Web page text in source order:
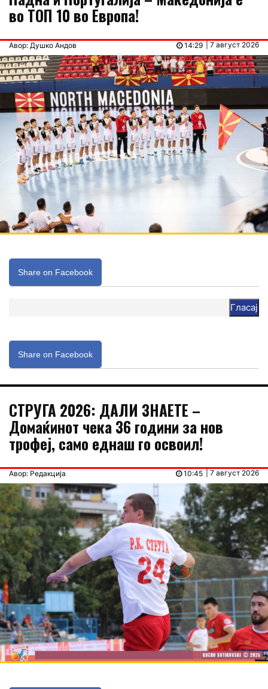
во ТОП 10 во Европа!
Авор: Душко Андов | 7 август 2026
14:29
Share on Facebook
Гласај
Share on Facebook
СТРУГА 2026: ДАЛИ ЗНАЕТЕ –
Домаќинот чека 36 години за нов
трофеј, само еднаш го освоил!
Авор: Редакција | 7 август 2026
10:45